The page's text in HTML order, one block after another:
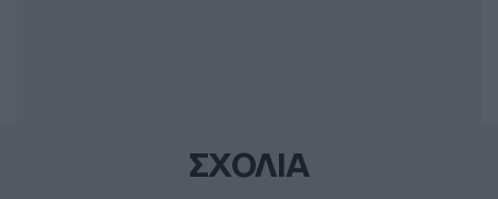
ΣΧΟΛΙΑ